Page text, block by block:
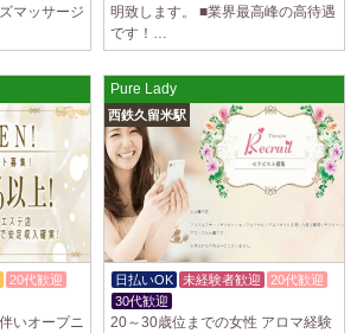
交通費支給あり 一緒に働いてくださ…
]
ろばな)
スト大募集！！ 求人探しに苦労されている貴方様
講習制度を徹底しています。 セクハラ…
]
祥寺ルーム
大募集！ 「本気で稼ぎたい！」「もっと人気セ
」 そんなあなたを全力でサポートします…
マッサージ
明致します。 ■業界最高峰の高待遇
です！…
20代歓迎
いオープニ
Pure Lady
西鉄久留米駅
日払いOK 未経験者歓迎
20代歓迎
30代歓迎
20～30歳位までの女性 アロマ経験